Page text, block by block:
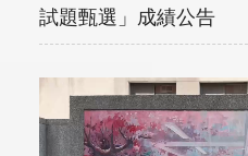
試題甄選」成績公告